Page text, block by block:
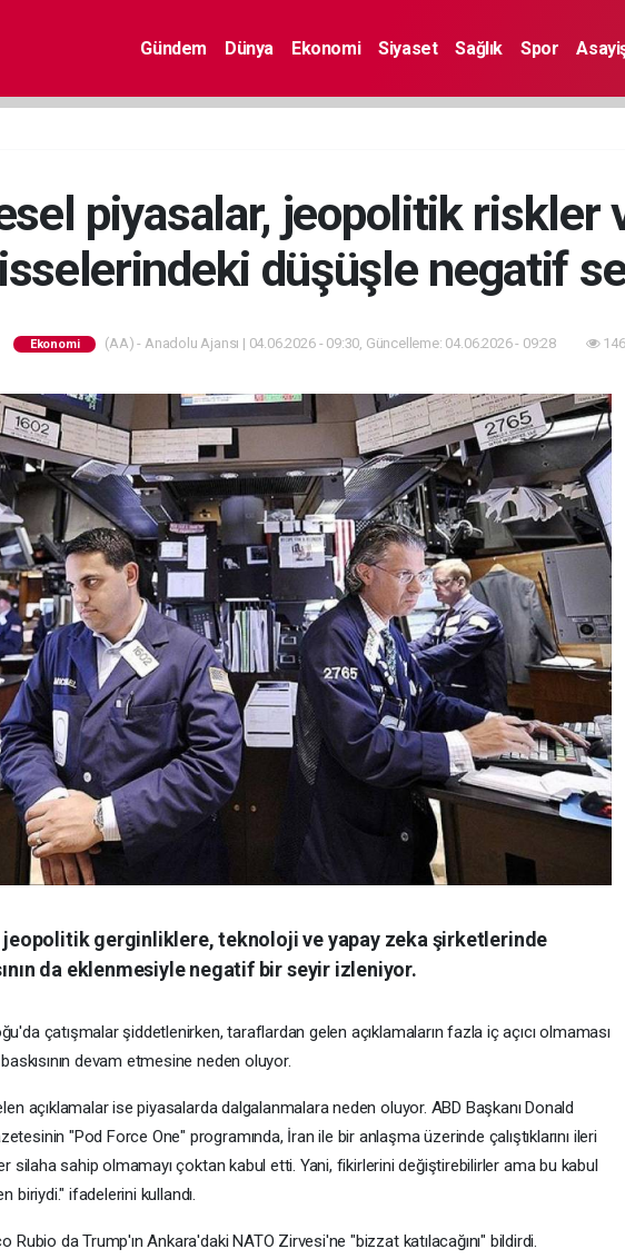
Gündem Dünya Ekonomi Siyaset Sağlık Spor
piyasalar, jeopolitik riskler
düşüşle negatif
Ekonomi (AA) - Anadolu Ajansı | 04.06.2026 - 09:30, Güncelleme: 04.06.2026 - 09:28
jeopolitik gerginliklere, teknoloji ve yapay zeka şirketlerinde
da eklenmesiyle negatif bir seyir izleniyor.
çatışmalar şiddetlenirken, taraflardan gelen açıklamaların fazla iç açıcı olmaması
devam etmesine neden oluyor.
açıklamalar ise piyasalarda dalgalanmalara neden oluyor. ABD Başkanı Donald
"Pod Force One" programında, İran ile bir anlaşma üzerinde çalıştıklarını ileri
silaha sahip olmamayı çoktan kabul etti. Yani, fikirlerini değiştirebilirler ama bu kabul
biriydi." ifadelerini kullandı.
Rubio da Trump'ın Ankara'daki NATO Zirvesi'ne "bizzat katılacağını" bildirdi.